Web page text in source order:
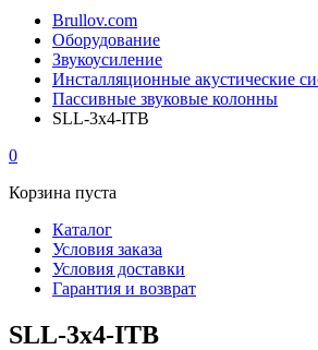
Brullov.com
Оборудование
Звукоусиление
Инсталляционные акустические
Пассивные звуковые колонны
SLL-3x4-ITB
0
Корзина пуста
Каталог
Условия заказа
Условия доставки
Гарантия и возврат
SLL-3x4-ITB